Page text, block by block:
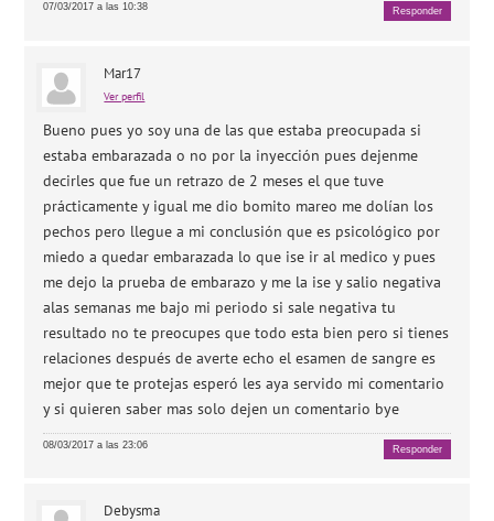
07/03/2017 a las 10:38 Responder
Mar17
Ver perfil
Bueno pues yo soy una de las que estaba preocupada si
estaba embarazada o no por la inyección pues dejenme
decirles que fue un retrazo de 2 meses el que tuve
prácticamente y igual me dio bomito mareo me dolían los
pechos pero llegue a mi conclusión que es psicológico por
miedo a quedar embarazada lo que ise ir al medico y pues
me dejo la prueba de embarazo y me la ise y salio negativa
alas semanas me bajo mi periodo si sale negativa tu
resultado no te preocupes que todo esta bien pero si tienes
relaciones después de averte echo el esamen de sangre es
mejor que te protejas esperó les aya servido mi comentario
y si quieren saber mas solo dejen un comentario bye
08/03/2017 a las 23:06 Responder
Debysma